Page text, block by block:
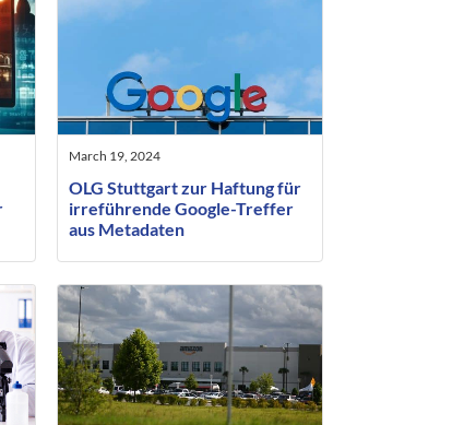
March 19, 2024
OLG Stuttgart zur Haftung für
irreführende Google-Treffer
aus Metadaten